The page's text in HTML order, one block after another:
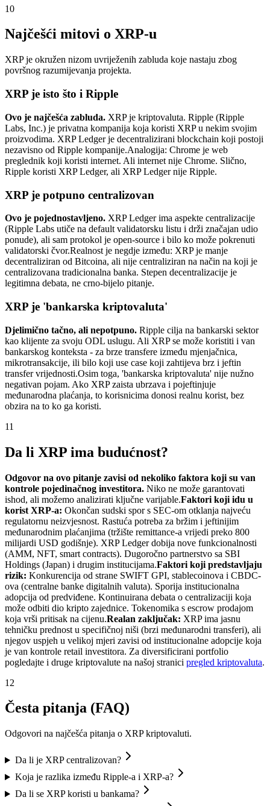
10
Najčešći mitovi o XRP-u
XRP je okružen nizom uvriježenih zabluda koje nastaju zbog
površnog razumijevanja projekta.
XRP je isto što i Ripple
Ovo je najčešća zabluda. XRP je kriptovaluta. Ripple (Ripple
Labs, Inc.) je privatna kompanija koja koristi XRP u nekim svojim
proizvodima. XRP Ledger je decentralizirani blockchain koji postoji
nezavisno od Ripple kompanije.Analogija: Chrome je web
preglednik koji koristi internet. Ali internet nije Chrome. Slično,
Ripple koristi XRP Ledger, ali XRP Ledger nije Ripple.
XRP je potpuno centralizovan
Ovo je pojednostavljeno. XRP Ledger ima aspekte centralizacije
(Ripple Labs utiče na default validatorsku listu i drži značajan udio
ponude), ali sam protokol je open-source i bilo ko može pokrenuti
validatorski čvor.Realnost je negdje između: XRP je manje
decentraliziran od Bitcoina, ali nije centraliziran na način na koji je
centralizovana tradicionalna banka. Stepen decentralizacije je
legitimna debata, ne crno-bijelo pitanje.
XRP je 'bankarska kriptovaluta'
Djelimično tačno, ali nepotpuno. Ripple cilja na bankarski sektor
kao klijente za svoju ODL uslugu. Ali XRP se može koristiti i van
bankarskog konteksta - za brze transfere između mjenjačnica,
mikrotransakcije, ili bilo koji use case koji zahtijeva brz i jeftin
transfer vrijednosti.Osim toga, 'bankarska kriptovaluta' nije nužno
negativan pojam. Ako XRP zaista ubrzava i pojeftinjuje
međunarodna plaćanja, to korisnicima donosi realnu korist, bez
obzira na to ko ga koristi.
11
Da li XRP ima budućnost?
Odgovor na ovo pitanje zavisi od nekoliko faktora koji su van
kontrole pojedinačnog investitora. Niko ne može garantovati
ishod, ali možemo analizirati ključne varijable.Faktori koji idu u
korist XRP-a: Okončan sudski spor s SEC-om otklanja najveću
regulatornu neizvjesnost. Rastuća potreba za bržim i jeftinijim
međunarodnim plaćanjima (tržište remittance-a vrijedi preko 800
milijardi USD godišnje). XRP Ledger dobija nove funkcionalnosti
(AMM, NFT, smart contracts). Dugoročno partnerstvo sa SBI
Holdings (Japan) i drugim institucijama.Faktori koji predstavljaju
rizik: Konkurencija od strane SWIFT GPI, stablecoinova i CBDC-
ova (centralne banke digitalnih valuta). Sporija institucionalna
adopcija od predviđene. Kontinuirana debata o centralizaciji koja
može odbiti dio kripto zajednice. Tokenomika s escrow prodajom
koja vrši pritisak na cijenu.Realan zaključak: XRP ima jasnu
tehničku prednost u specifičnoj niši (brzi međunarodni transferi), ali
njegov uspjeh u velikoj mjeri zavisi od institucionalne adopcije koja
je van kontrole retail investitora. Za diversificirani portfolio
pogledajte i druge kriptovalute na našoj stranici pregled kriptovaluta.
12
Česta pitanja (FAQ)
Odgovori na najčešća pitanja o XRP kriptovaluti.
Da li je XRP centralizovan?
Koja je razlika između Ripple-a i XRP-a?
Da li se XRP koristi u bankama?